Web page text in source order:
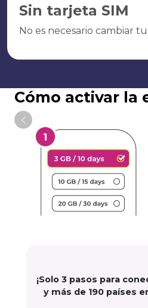
Sin tarjeta SIM
No es necesario cambiar
Cómo activar la
¡Solo 3 pasos para
y más de 190 países